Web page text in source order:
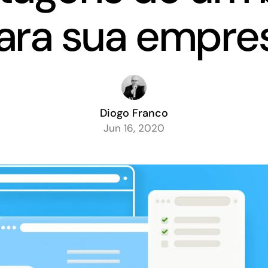
sua
Diogo Franco
Jun 16, 2020